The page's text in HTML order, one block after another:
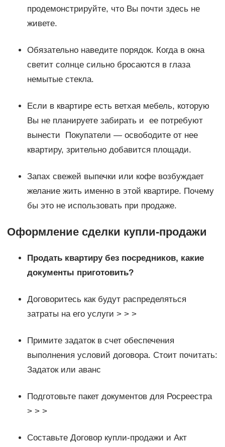
продемонстрируйте, что Вы почти здесь не
живете.
Обязательно наведите порядок. Когда в окна
светит солнце сильно бросаются в глаза
немытые стекла.
Если в квартире есть ветхая мебель, которую
Вы не планируете забирать и ее потребуют
вынести Покупатели — освободите от нее
квартиру, зрительно добавится площади.
Запах свежей выпечки или кофе возбуждает
желание жить именно в этой квартире. Почему
бы это не использовать при продаже.
Оформление сделки купли-продажи
Продать квартиру без посредников, какие
документы приготовить?
Договоритесь как будут распределяться
затраты на его услуги > > >
Примите задаток в счет обеспечения
выполнения условий договора. Стоит почитать:
Задаток или аванс
Подготовьте пакет документов для Росреестра
> > >
Составьте Договор купли-продажи и Акт